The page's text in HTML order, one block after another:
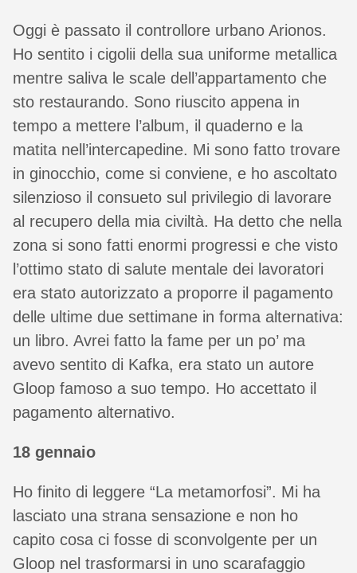
Oggi è passato il controllore urbano Arionos.
Ho sentito i cigolii della sua uniforme metallica
mentre saliva le scale dell’appartamento che
sto restaurando. Sono riuscito appena in
tempo a mettere l’album, il quaderno e la
matita nell’intercapedine. Mi sono fatto trovare
in ginocchio, come si conviene, e ho ascoltato
silenzioso il consueto sul privilegio di lavorare
al recupero della mia civiltà. Ha detto che nella
zona si sono fatti enormi progressi e che visto
l’ottimo stato di salute mentale dei lavoratori
era stato autorizzato a proporre il pagamento
delle ultime due settimane in forma alternativa:
un libro. Avrei fatto la fame per un po’ ma
avevo sentito di Kafka, era stato un autore
Gloop famoso a suo tempo. Ho accettato il
pagamento alternativo.
18 gennaio
Ho finito di leggere “La metamorfosi”. Mi ha
lasciato una strana sensazione e non ho
capito cosa ci fosse di sconvolgente per un
Gloop nel trasformarsi in uno scarafaggio